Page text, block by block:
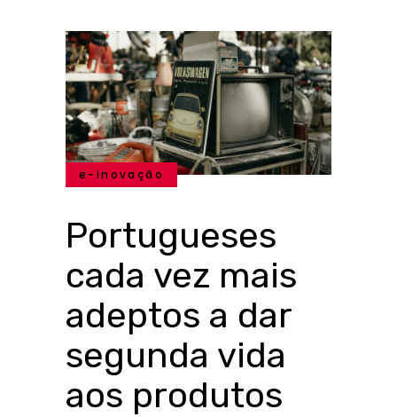
e-inovação
Portugueses
cada vez mais
adeptos a dar
segunda vida
aos produtos